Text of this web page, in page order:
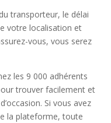
transporteur, le délai
votre localisation et
vous, vous serez
les 9 000 adhérents
trouver facilement et
Si vous avez
la plateforme, toute